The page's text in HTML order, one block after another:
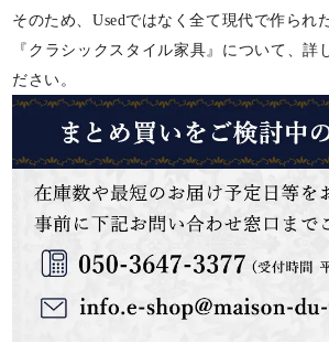
そのため、Usedではなく全て現代で作られ
『クラシックスタイル家具』について、詳
ださい。